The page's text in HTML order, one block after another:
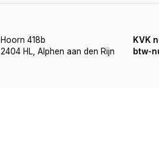
Hoorn 418b
2404 HL, Alphen aan den Rijn
KVK
btw-